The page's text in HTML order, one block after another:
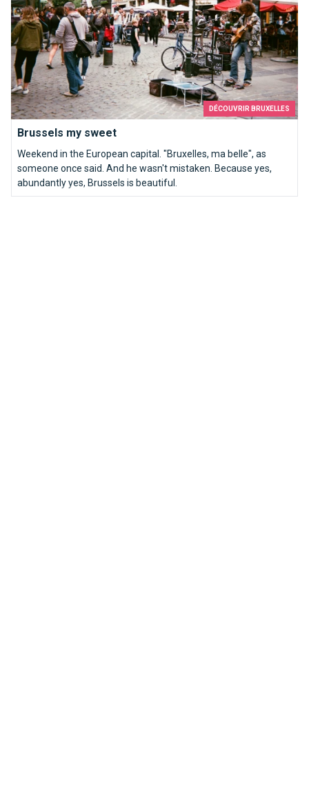
DÉCOUVRIR BRUXELLES
Brussels my sweet
Weekend in the European capital. "Bruxelles, ma belle", as
someone once said. And he wasn't mistaken. Because yes,
abundantly yes, Brussels is beautiful.